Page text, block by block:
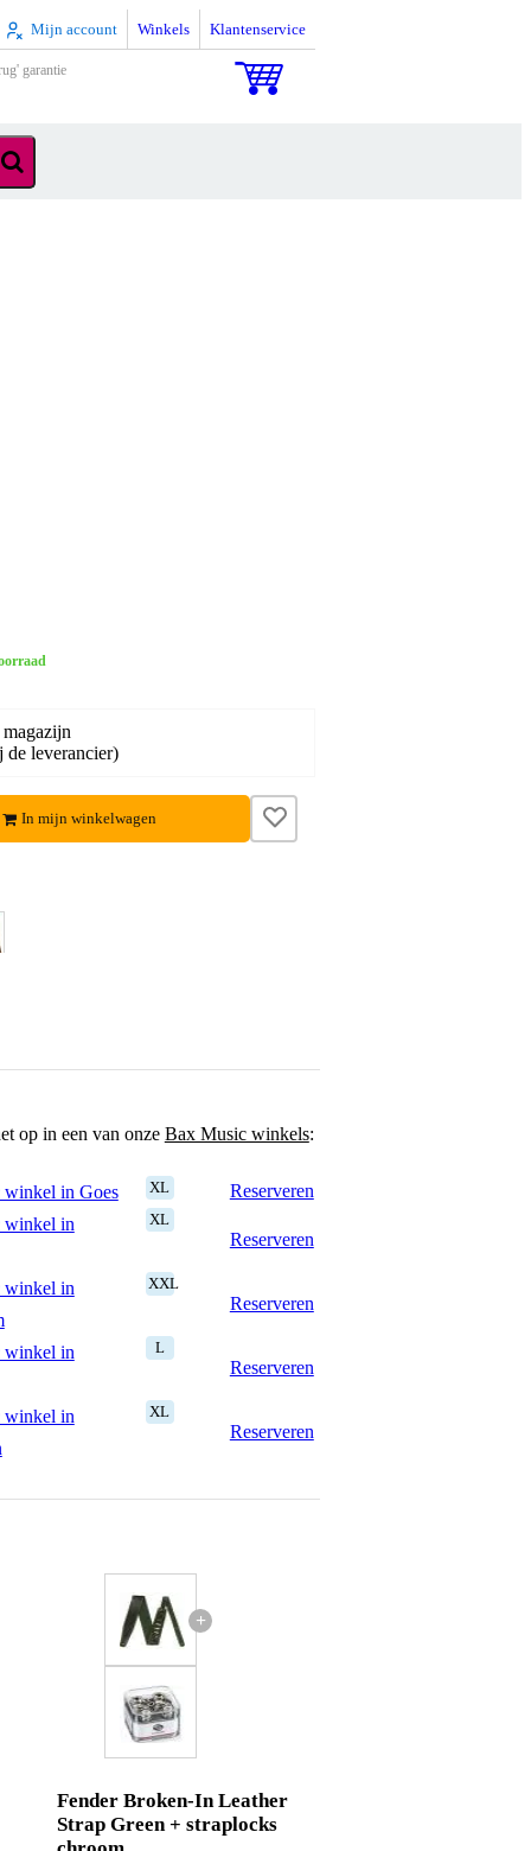
Mijn account Winkels Klantenservice
garantie
de leverancier)
In mijn winkelwagen
op in een van onze Bax Music winkels:
in Goes XL
Reserveren
winkel in
XL
Reserveren
winkel in
XXL
Reserveren
winkel in
L
Reserveren
winkel in
XL
Reserveren
+
Fender Broken-In Leather
Strap Green + straplocks